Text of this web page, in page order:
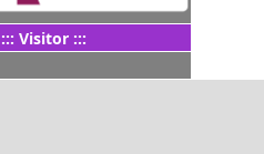
::: Visitor :::